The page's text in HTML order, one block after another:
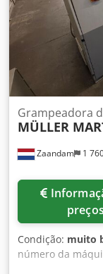
Zaandam 1
Grampeadora
MÜLLER
preços
Condição: muito
número da
Produtos com